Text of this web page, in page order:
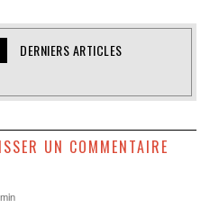
DERNIERS ARTICLES
UN COMMENTAIRE